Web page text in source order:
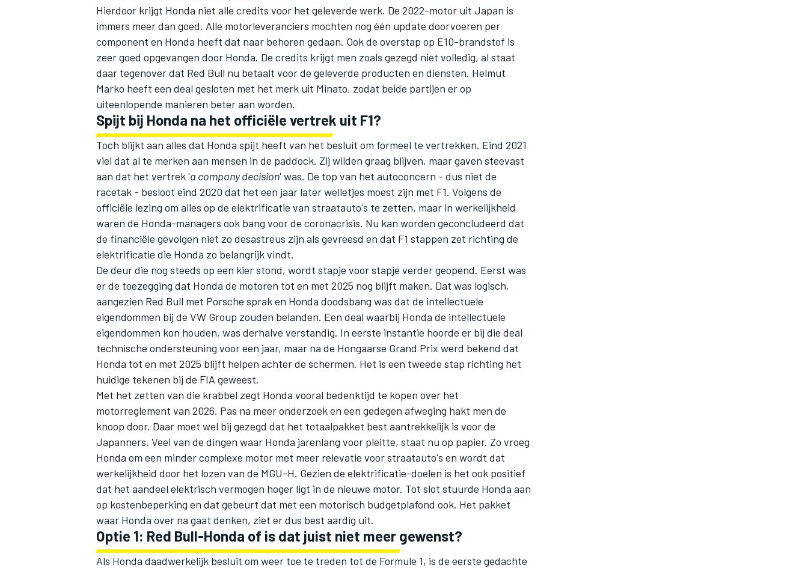
Hierdoor krijgt Honda niet alle credits voor het geleverde werk. De 2022-motor uit Japan is
immers meer dan goed. Alle motorleveranciers mochten nog één update doorvoeren per
component en Honda heeft dat naar behoren gedaan. Ook de overstap op E10-brandstof is
zeer goed opgevangen door Honda. De credits krijgt men zoals gezegd niet volledig, al staat
daar tegenover dat Red Bull nu betaalt voor de geleverde producten en diensten. Helmut
Marko heeft een deal gesloten met het merk uit Minato, zodat beide partijen er op
uiteenlopende manieren beter aan worden.
Spijt bij Honda na het officiële vertrek uit F1?
Toch blijkt aan alles dat Honda spijt heeft van het besluit om formeel te vertrekken. Eind 2021
viel dat al te merken aan mensen in de paddock. Zij wilden graag blijven, maar gaven steevast
aan dat het vertrek 'a company decision' was. De top van het autoconcern - dus niet de
racetak - besloot eind 2020 dat het een jaar later welletjes moest zijn met F1. Volgens de
officiële lezing om alles op de elektrificatie van straatauto's te zetten, maar in werkelijkheid
waren de Honda-managers ook bang voor de coronacrisis. Nu kan worden geconcludeerd dat
de financiële gevolgen niet zo desastreus zijn als gevreesd en dat F1 stappen zet richting de
elektrificatie die Honda zo belangrijk vindt.
De deur die nog steeds op een kier stond, wordt stapje voor stapje verder geopend. Eerst was
er de toezegging dat Honda de motoren tot en met 2025 nog blijft maken. Dat was logisch,
aangezien Red Bull met Porsche sprak en Honda doodsbang was dat de intellectuele
eigendommen bij de VW Group zouden belanden. Een deal waarbij Honda de intellectuele
eigendommen kon houden, was derhalve verstandig. In eerste instantie hoorde er bij die deal
technische ondersteuning voor een jaar, maar na de Hongaarse Grand Prix werd bekend dat
Honda tot en met 2025 blijft helpen achter de schermen. Het is een tweede stap richting het
huidige tekenen bij de FIA geweest.
Met het zetten van die krabbel zegt Honda vooral bedenktijd te kopen over het
motorreglement van 2026. Pas na meer onderzoek en een gedegen afweging hakt men de
knoop door. Daar moet wel bij gezegd dat het totaalpakket best aantrekkelijk is voor de
Japanners. Veel van de dingen waar Honda jarenlang voor pleitte, staat nu op papier. Zo vroeg
Honda om een minder complexe motor met meer relevatie voor straatauto's en wordt dat
werkelijkheid door het lozen van de MGU-H. Gezien de elektrificatie-doelen is het ook positief
dat het aandeel elektrisch vermogen hoger ligt in de nieuwe motor. Tot slot stuurde Honda aan
op kostenbeperking en dat gebeurt dat met een motorisch budgetplafond ook. Het pakket
waar Honda over na gaat denken, ziet er dus best aardig uit.
Optie 1: Red Bull-Honda of is dat juist niet meer gewenst?
Als Honda daadwerkelijk besluit om weer toe te treden tot de Formule 1, is de eerste gedachte